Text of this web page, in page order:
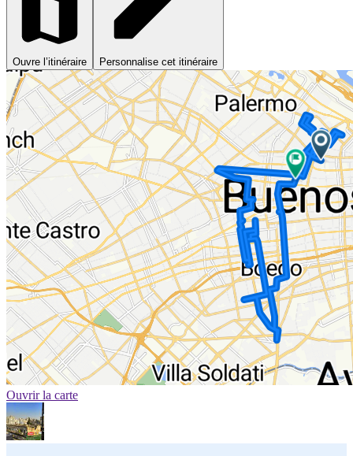
Ouvre l’itinéraire Personnalise cet itinéraire
Ouvrir la carte